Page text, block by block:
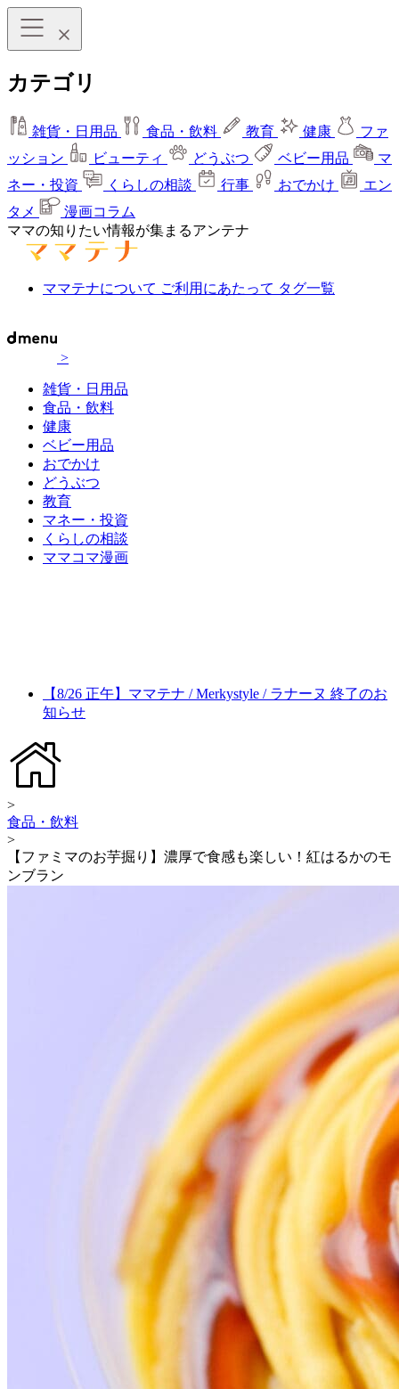
カテゴリ
雑貨・日用品 食品・飲料 教育 健康
ファ
ッション
ビューティ どうぶつ ベビー用品
マ
ネー・投資
くらしの相談 行事 おでかけ
エン
タメ
漫画コラム
ママの知りたい情報が集まるアンテナ
ママテナについて ご利用にあたって タグ一覧
>
雑貨・日用品
食品・飲料
健康
ベビー用品
おでかけ
どうぶつ
教育
マネー・投資
くらしの相談
ママコマ漫画
【8/26 正午】ママテナ / Merkystyle / ラナーヌ 終了のお
知らせ
>
食品・飲料
>
【ファミマのお芋掘り】濃厚で食感も楽しい！紅はるかのモ
ンブラン